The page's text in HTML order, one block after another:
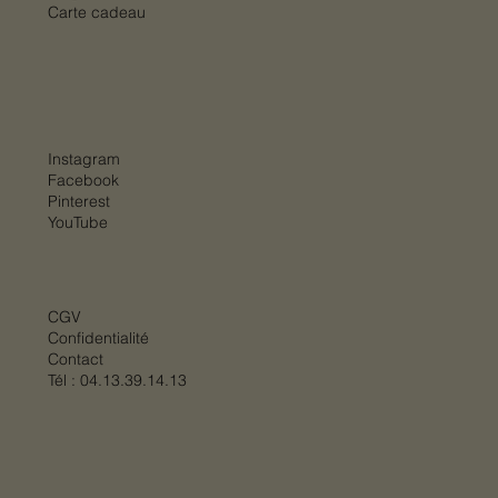
Carte cadeau
CGV
Confidentialité
Contact
Tél : 04.13.39.14.13
Instagram
Facebook
Pinterest
YouTube